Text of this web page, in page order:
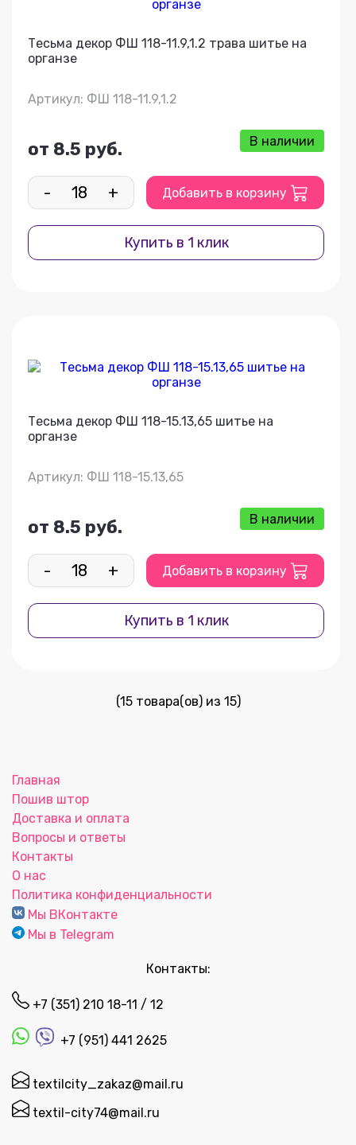
Тесьма декор ФШ 118-11.9,1.2 трава шитье на
органзе
Артикул: ФШ 118-11.9,1.2
от 8.5 руб. В наличии
- + Добавить в корзину
Купить в 1 клик
Тесьма декор ФШ 118-15.13,65 шитье на
органзе
Артикул: ФШ 118-15.13,65
от 8.5 руб. В наличии
- + Добавить в корзину
Купить в 1 клик
(15 товара(ов) из 15)
Главная
Пошив штор
Доставка и оплата
Вопросы и ответы
Контакты
О нас
Политика конфиденциальности
Мы ВКонтакте
Мы в Telegram
Контакты:
+7 (351) 210 18-11 / 12
+7 (951) 441 2625
textilcity_zakaz@mail.ru
textil-city74@mail.ru